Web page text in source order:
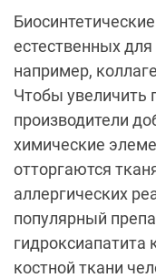
естественных
например,
Чтобы увеличить
производители
химические
отторгаются
аллергических
популярный
костной ткани